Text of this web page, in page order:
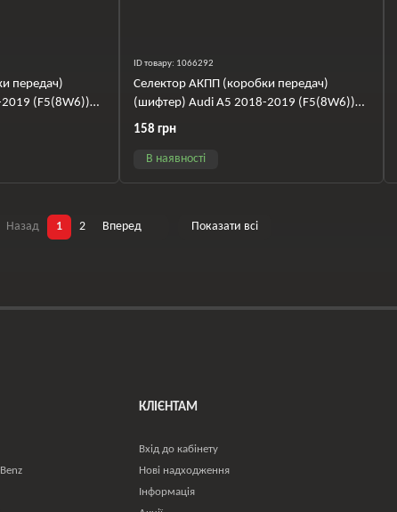
передач)
(F5(8W6))
ID товару: 1066292
Селектор АКПП (коробки передач)
(шифтер) Audi A5 2018-2019 (F5(8W6))
8W1713041G
158 грн
В наявності
Назад 1 2 Вперед Показати всі
КЛІЄНТАМ
Вхід до кабінету
Нові надходження
Інформація